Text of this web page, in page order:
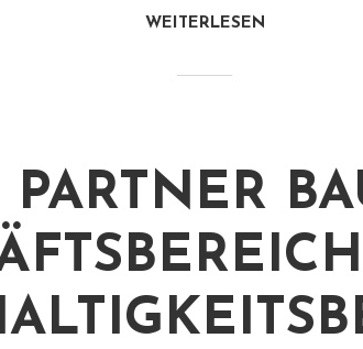
WEITERLESEN
PARTNER